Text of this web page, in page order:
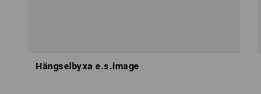
Hängselbyxa e.s.image